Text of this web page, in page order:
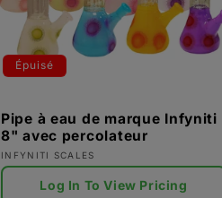
Épuisé
Pipe à eau de marque Infyniti
8" avec percolateur
Fournisseur :
INFYNITI SCALES
Log In To View Pricing